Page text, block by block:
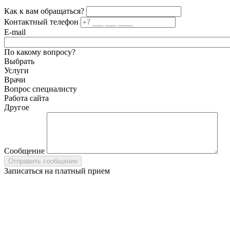
Как к вам обращаться?
Контактный телефон
E-mail
По какому вопросу?
Выбрать
Услуги
Врачи
Вопрос специалисту
Работа сайта
Другое
Сообщение
Записаться на платный прием